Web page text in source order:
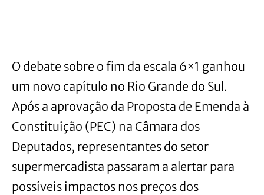
O debate sobre o fim da escala 6×1 ganhou
um novo capítulo no Rio Grande do Sul.
Após a aprovação da Proposta de Emenda à
Constituição (PEC) na Câmara dos
Deputados, representantes do setor
supermercadista passaram a alertar para
possíveis impactos nos preços dos